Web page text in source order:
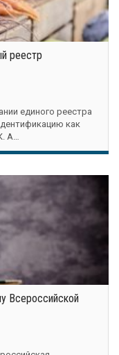
реестр
единого реестра
как
А…
Всероссийской